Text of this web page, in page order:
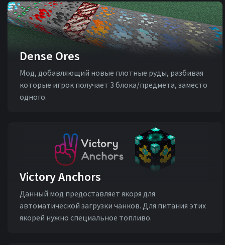
Dense Ores
Мод, добавляющий новые плотные руды, разбивая
которые игрок получает 3 блока/предмета, заместо
одного.
Victory Anchors
Данный мод предоставляет якоря для
автоматической загрузки чанков. Для питания этих
якорей нужно специальное топливо.